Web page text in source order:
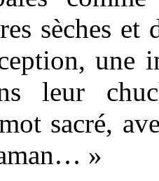
sèches et
une
leur
sacré,
»